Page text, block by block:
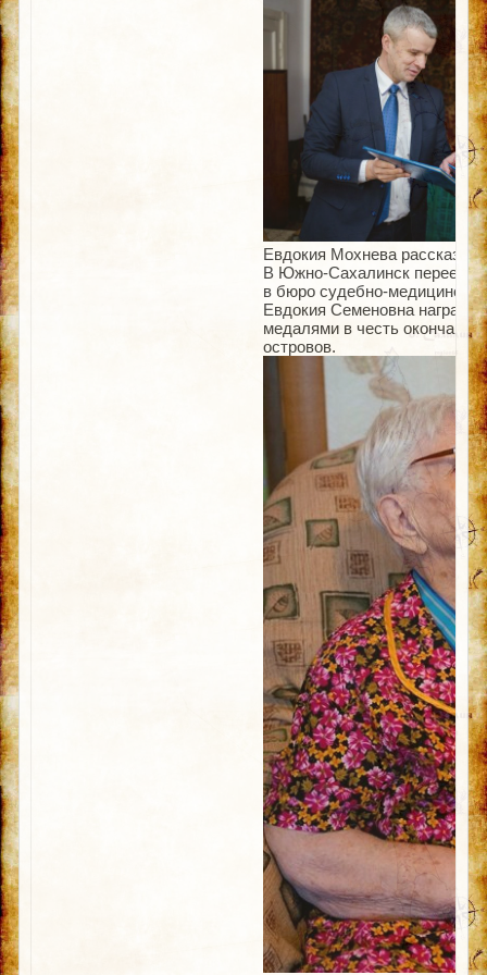
Евдокия Мохнева
В Южно-Сахалинск
в бюро судебно-
Евдокия Семеновна
медалями в честь
островов.